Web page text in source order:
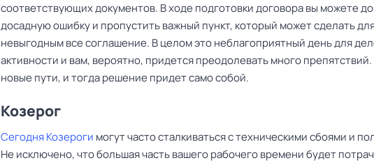
соответствующих документов. В ходе подготовки договора вы можете
досадную ошибку и пропустить важный пункт, который может сделать
невыгодным все соглашение. В целом это неблагоприятный день для
активности и вам, вероятно, придется преодолевать много
новые пути, и тогда решение придет само собой.
Козерог
Сегодня Козероги могут часто сталкиваться с техническими сбоями и
Не исключено, что большая часть вашего рабочего времени будет